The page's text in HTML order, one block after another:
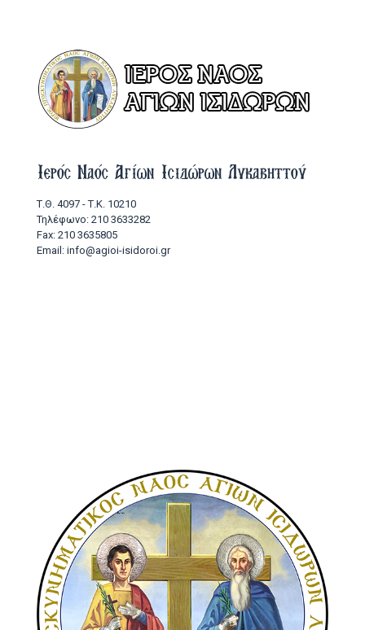
Ιερός Ναός Αγίων Ισιδώρων Λυκαβηττού
Τ.Θ. 4097 - Τ.Κ. 10210
Τηλέφωνο: 210 3633282
Fax: 210 3635805
Email: info@agioi-isidoroi.gr